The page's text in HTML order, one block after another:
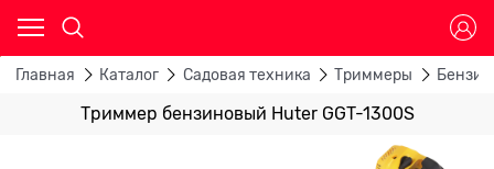
Главная Каталог Садовая техника Триммеры
Триммер бензиновый Huter GGT-1300S